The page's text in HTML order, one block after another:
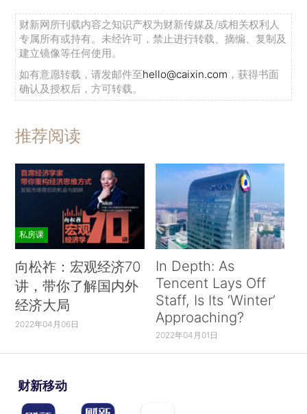
财新网所刊载内容之知识产权为财新传媒及/或相关权利人
专属所有或持有。未经许可，禁止进行转载、摘编、复制及
建立镜像等任何使用。
如有意愿转载，请发邮件至hello@caixin.com ，获得书面
确认及授权后，方可转载。
推荐阅读
私房课
向松祚：宏观经济70
讲，带你了解国内外
经济大局
2022年04月06日
In Depth: As
Tencent Lays Off
Staff, Is Its ‘Winter’
Approaching?
2022年04月01日
财新移动